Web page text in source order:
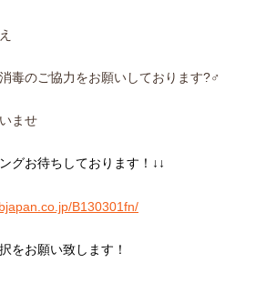
毒のご協力をお願いしております?‍♂️
ませ
グお待ちしております！↓↓
B130301fn/
をお願い致します！